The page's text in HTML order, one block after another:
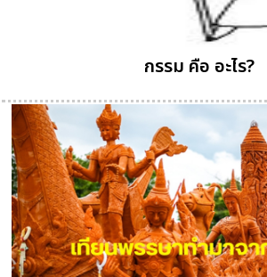
กรรม คือ อะไร?